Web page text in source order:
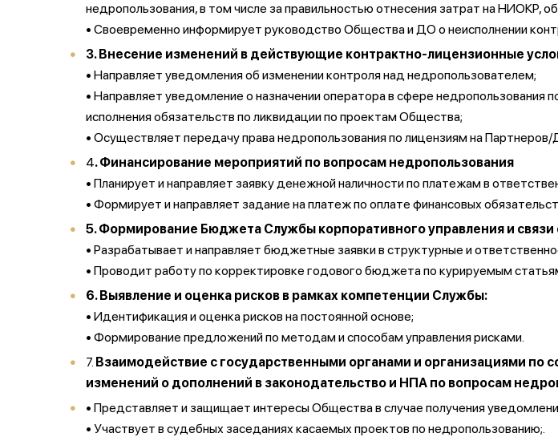
недропользования, в том числе за правильностью отнесения затрат на НИОКР,
• Своевременно информирует руководство Общества и ДО о неисполнении
3. Внесение изменений в действующие контрактно-лицензионные
• Направляет уведомления об изменении контроля над недропользователем;
• Направляет уведомление о назначении оператора в сфере
исполнения обязательств по ликвидации по проектам Общества;
• Осуществляет передачу права недропользования по лицензиям на
4. Финансирование мероприятий по вопросам недропользования
• Планирует и направляет заявку денежной наличности по платежам в
• Формирует и направляет задание на платеж по оплате финансовых
5. Формирование Бюджета Службы корпоративного управления и
• Разрабатывает и направляет бюджетные заявки в структурные и
• Проводит работу по корректировке годового бюджета по курируемым
6. Выявление и оценка рисков в рамках компетенции Службы:
• Идентификация и оценка рисков на постоянной основе;
• Формирование предложений по методам и способам управления рисками.
7. Взаимодействие с государственными органами и организациями
изменений о дополнений в законодательство и НПА по вопросам
• Представляет и защищает интересы Общества в случае получения
• Участвует в судебных заседаниях касаемых проектов по недропользованию;.